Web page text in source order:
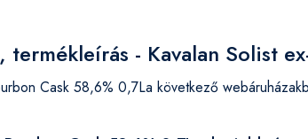
termékleírás - Kavalan Solist
Cask 58,6% 0,7La következő